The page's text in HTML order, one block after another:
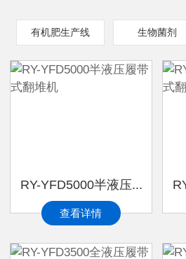
有机肥生产线 生物菌剂
RY-YFD5000半液压...
查看详情